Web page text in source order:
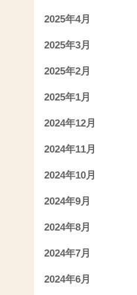
2025年4月
2025年3月
2025年2月
2025年1月
2024年12月
2024年11月
2024年10月
2024年9月
2024年8月
2024年7月
2024年6月